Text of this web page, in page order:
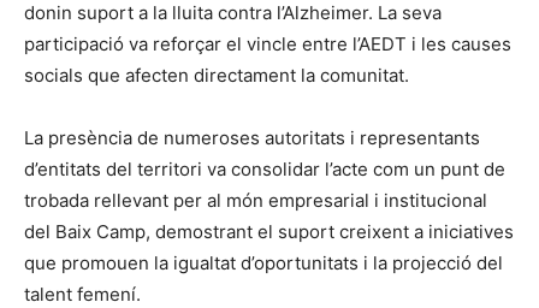
donin suport a la lluita contra l’Alzheimer. La seva
participació va reforçar el vincle entre l’AEDT i les causes
socials que afecten directament la comunitat.
La presència de numeroses autoritats i representants
d’entitats del territori va consolidar l’acte com un punt de
trobada rellevant per al món empresarial i institucional
del Baix Camp, demostrant el suport creixent a iniciatives
que promouen la igualtat d’oportunitats i la projecció del
talent femení.